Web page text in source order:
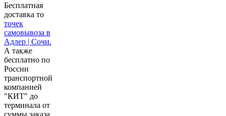
Бесплатная
доставка то
точек
самовывоза в
Адлер | Сочи.
А также
бесплатно по
России
транспортной
компанией
"КИТ" до
терминала от
суммы заказа